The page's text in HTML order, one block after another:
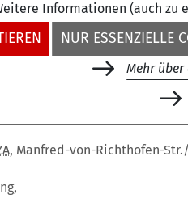
+49 (0)30 -
, Manfred-von-Richthofen-
Informationen (auch zu
NUR ESSENZIELLE
Mehr